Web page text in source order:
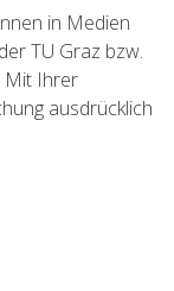
in Medien
TU Graz bzw.
Mit Ihrer
ausdrücklich